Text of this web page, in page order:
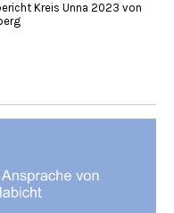
Kreis Unna 2023 von